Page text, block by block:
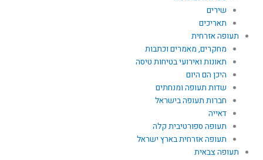
שירים
תאריכים
תעופה אזרחית
מחקרים, מאמרים וכתבות
תאונות ואירועי בטיחות טיסה
היכן הם היום
שדות תעופה ומנחתים
חברות תעופה בישראל
דאייה
תעופה ספורטיבית קלה
תעופה אזרחית בארץ ישראל
תעופה צבאית